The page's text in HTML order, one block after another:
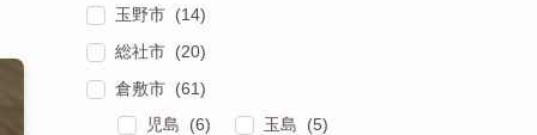
玉野市 (14)
総社市 (20)
倉敷市 (61)
児島 (6)
玉島 (5)